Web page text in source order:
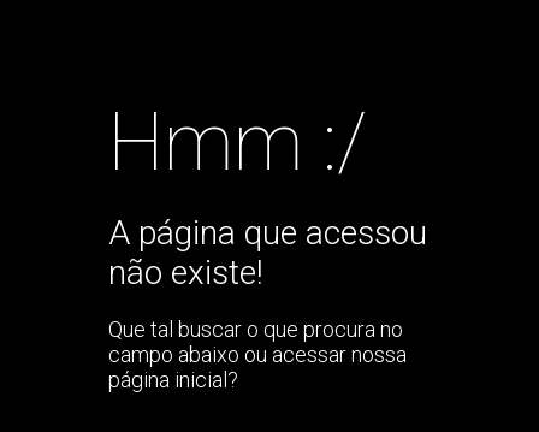
Hmm :/
A página que acessou
não existe!
Que tal buscar o que procura no
campo abaixo ou acessar nossa
página inicial?